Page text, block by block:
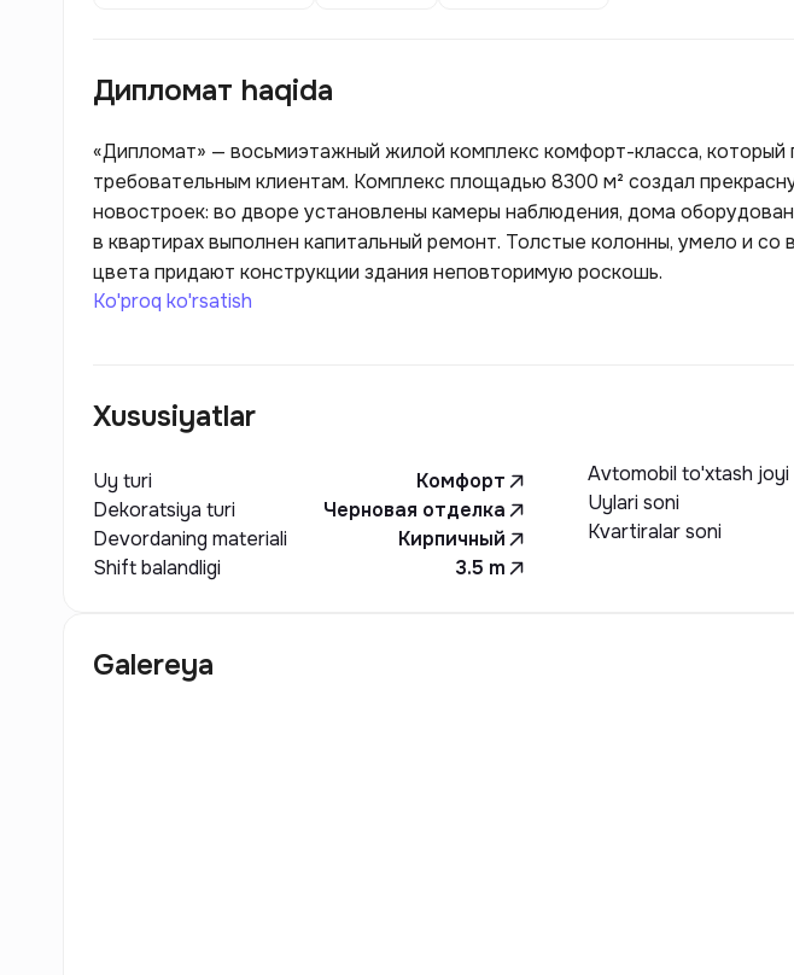
Дипломат haqida
«Дипломат» — восьмиэтажный жилой комплекс комфорт-класса,
требовательным клиентам. Комплекс площадью 8300 м² создал
новостроек: во дворе установлены камеры наблюдения, дома
в квартирах выполнен капитальный ремонт. Толстые колонны, умело и со
цвета придают конструкции здания неповторимую роскошь.
Ko'proq ko'rsatish
Xususiyatlar
Uy turi
Комфорт
Dekoratsiya turi
Черновая отделка
Devordaning materiali
Кирпичный
Shift balandligi
3.5 m
Avtomobil to'xtash joyi
Uylari soni
Kvartiralar soni
Galereya